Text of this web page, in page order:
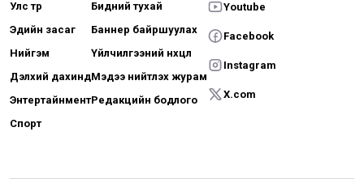
Улс төр
Эдийн засаг
Нийгэм
Дэлхий дахинд
Энтертайнмент
Спорт
Бидний тухай
Баннер байршуулах
Үйлчилгээний нөхцөл
Мэдээ нийтлэх журам
Редакцийн бодлого
Youtube
Facebook
Instagram
X.com